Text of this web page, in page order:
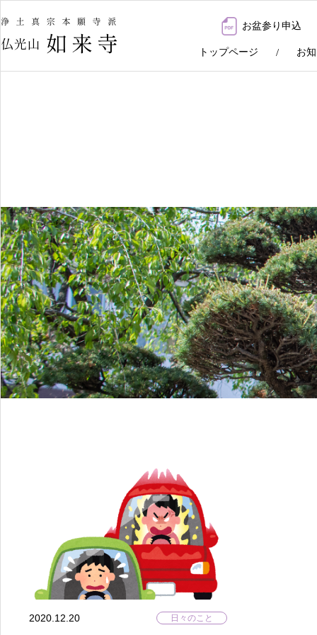
お盆参り申込
トップページ お
2020.12.20 日々のこと